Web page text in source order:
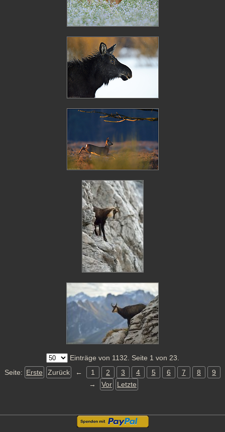
Einträge von 1132. Seite 1 von 23.
Seite: Erste Zurück ← 1 2 3 4 5 6 7 8
9
→
Vor Letzte